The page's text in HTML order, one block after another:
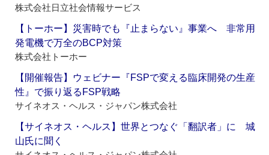
株式会社日立社会情報サービス
【トーホー】災害時でも『止まらない』事業へ 非常用
発電機で万全のBCP対策
株式会社トーホー
【開催報告】ウェビナー『FSPで変える臨床開発の生産
性』で振り返るFSP戦略
サイネオス・ヘルス・ジャパン株式会社
【サイネオス・ヘルス】世界とつなぐ「翻訳者」に 城
山氏に聞く